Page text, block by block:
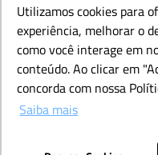
Utilizamos cookies para
experiência, melhorar o
como você interage em
conteúdo. Ao clicar em
concorda com nossa
Saiba mais
Utilizamos cookies para
experiência, melhorar o
como você interage em
conteúdo. Ao clicar em
concorda com nossa
Saiba mais
© Todos os direitos